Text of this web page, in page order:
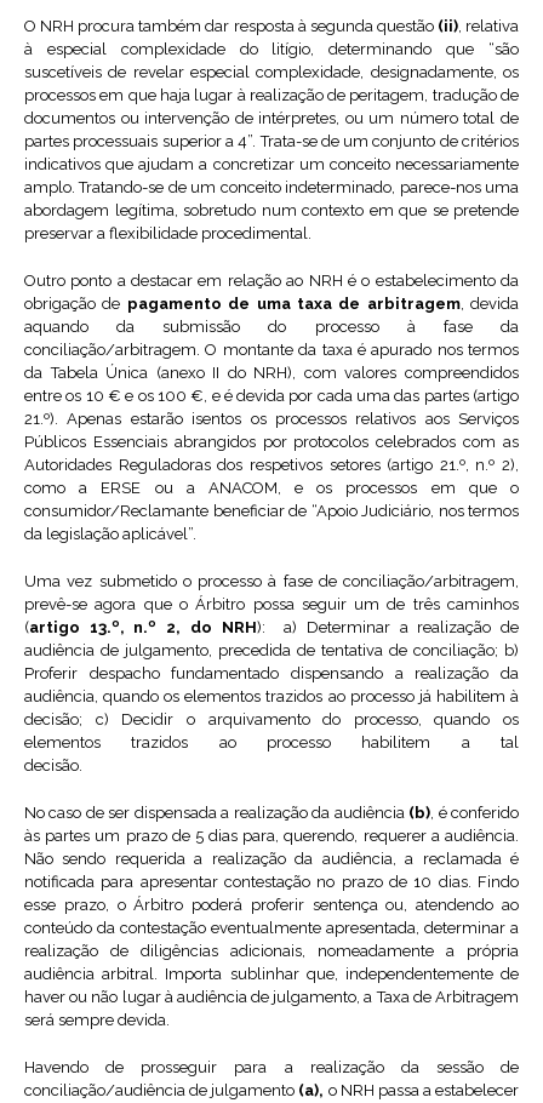
O NRH procura também dar resposta à segunda questão (ii), relativa
à especial complexidade do litígio, determinando que “são
suscetíveis de revelar especial complexidade, designadamente, os
processos em que haja lugar à realização de peritagem, tradução de
documentos ou intervenção de intérpretes, ou um número total de
partes processuais superior a 4”. Trata-se de um conjunto de critérios
indicativos que ajudam a concretizar um conceito necessariamente
amplo. Tratando-se de um conceito indeterminado, parece-nos uma
abordagem legítima, sobretudo num contexto em que se pretende
preservar a flexibilidade procedimental.
Outro ponto a destacar em relação ao NRH é o estabelecimento da
obrigação de pagamento de uma taxa de arbitragem, devida
aquando da submissão do processo à fase da
conciliação/arbitragem. O montante da taxa é apurado nos termos
da Tabela Única (anexo II do NRH), com valores compreendidos
entre os 10 € e os 100 €, e é devida por cada uma das partes (artigo
21.º). Apenas estarão isentos os processos relativos aos Serviços
Públicos Essenciais abrangidos por protocolos celebrados com as
Autoridades Reguladoras dos respetivos setores (artigo 21.º, n.º 2),
como a ERSE ou a ANACOM, e os processos em que o
consumidor/Reclamante beneficiar de “Apoio Judiciário, nos termos
da legislação aplicável”.
Uma vez submetido o processo à fase de conciliação/arbitragem,
prevê-se agora que o Árbitro possa seguir um de três caminhos
(artigo 13.º, n.º 2, do NRH): a) Determinar a realização de
audiência de julgamento, precedida de tentativa de conciliação; b)
Proferir despacho fundamentado dispensando a realização da
audiência, quando os elementos trazidos ao processo já habilitem à
decisão; c) Decidir o arquivamento do processo, quando os
elementos trazidos ao processo habilitem a tal
decisão.
No caso de ser dispensada a realização da audiência (b), é conferido
às partes um prazo de 5 dias para, querendo, requerer a audiência.
Não sendo requerida a realização da audiência, a reclamada é
notificada para apresentar contestação no prazo de 10 dias. Findo
esse prazo, o Árbitro poderá proferir sentença ou, atendendo ao
conteúdo da contestação eventualmente apresentada, determinar a
realização de diligências adicionais, nomeadamente a própria
audiência arbitral. Importa sublinhar que, independentemente de
haver ou não lugar à audiência de julgamento, a Taxa de Arbitragem
será sempre devida.
Havendo de prosseguir para a realização da sessão de
conciliação/audiência de julgamento (a), o NRH passa a estabelecer